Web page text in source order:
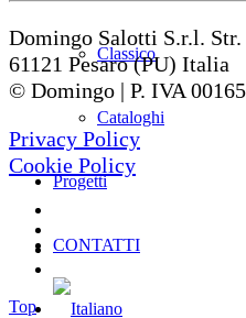
Classico
Cataloghi
Progetti
CONTATTI
Domingo Salotti S.r.l.
61121 Pesaro (PU) Italia
© Domingo | P. IVA
Privacy Policy
Cookie Policy
Top